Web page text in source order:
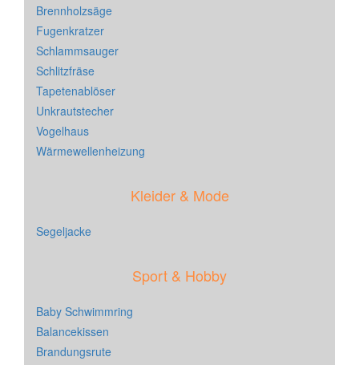
Brennholzsäge
Fugenkratzer
Schlammsauger
Schlitzfräse
Tapetenablöser
Unkrautstecher
Vogelhaus
Wärmewellenheizung
Kleider & Mode
Segeljacke
Sport & Hobby
Baby Schwimmring
Balancekissen
Brandungsrute